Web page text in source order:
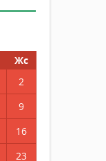
Жс
2
9
16
23